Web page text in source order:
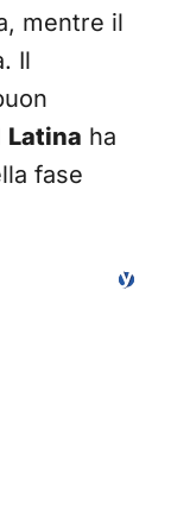
mentre il
Il
Latina ha
fase